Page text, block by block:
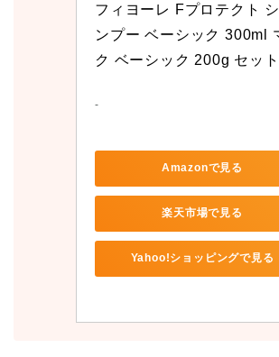
フィヨーレ Fプロテクト
ンプー ベーシック 300ml
ク ベーシック 200g セット
-
Amazonで見る
楽天市場で見る
Yahoo!ショッピングで見る